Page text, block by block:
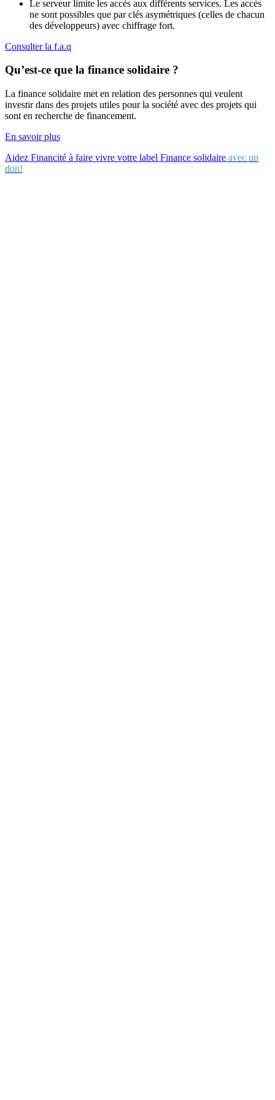
Le serveur limite les accès aux différents services. Les accès
ne sont possibles que par clés asymétriques (celles de chacun
des développeurs) avec chiffrage fort.
Consulter la f.a.q
Qu’est-ce que la finance solidaire ?
La finance solidaire met en relation des personnes qui veulent
investir dans des projets utiles pour la société avec des projets qui
sont en recherche de financement.
En savoir plus
Aidez Financité à faire vivre votre label Finance solidaire avec un
don!